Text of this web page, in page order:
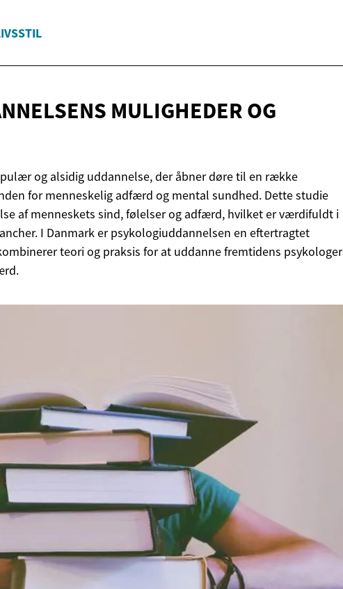
MULIGHEDEROG
og alsidig uddannelse, der åbner døre til en række
for menneskelig adfærd og mental sundhed. Dette studie
af menneskets sind, følelser og adfærd, hvilket er værdifuldt i
I Danmark er psykologiuddannelsen en eftertragtet
teori og praksis for at uddanne fremtidens psykologer